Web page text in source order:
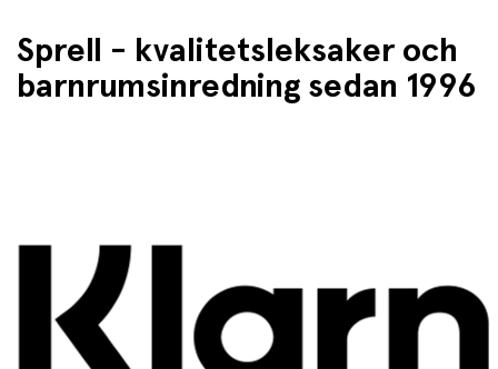
Sprell - kvalitetsleksaker och
barnrumsinredning sedan 1996